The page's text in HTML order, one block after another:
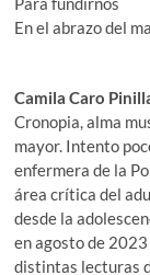
En el abrazo del
Camila Caro
Cronopia, alma
mayor. Intento
enfermera de la
área crítica del
desde la
en agosto de
distintas lecturas